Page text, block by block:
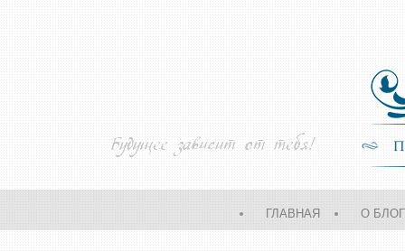
ГЛАВНАЯ О